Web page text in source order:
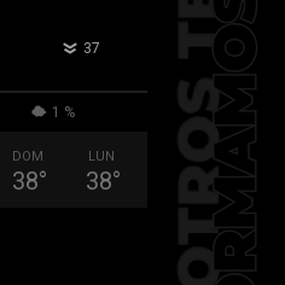
37
1 %
DOM
38°
LUN
38°